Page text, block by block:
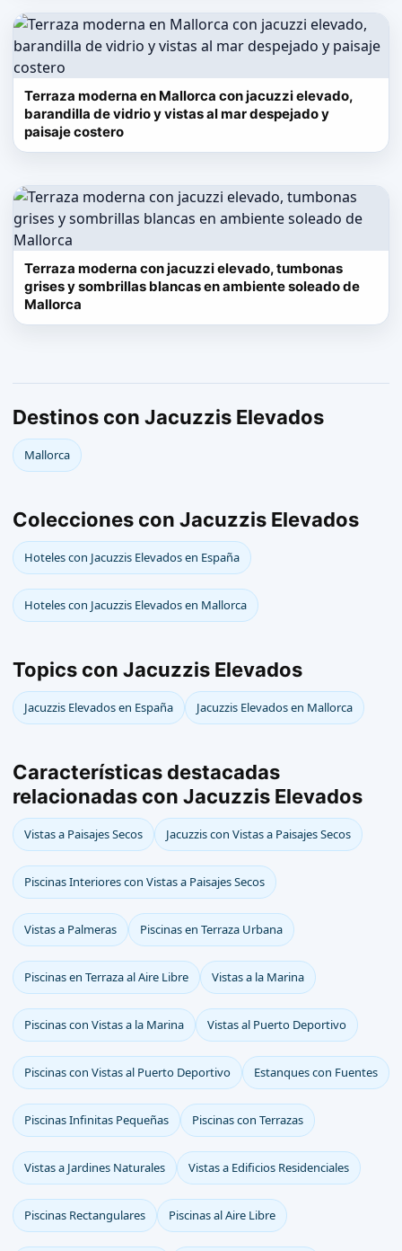
Terraza moderna en Mallorca con jacuzzi elevado,
barandilla de vidrio y vistas al mar despejado y
paisaje costero
Terraza moderna con jacuzzi elevado, tumbonas
grises y sombrillas blancas en ambiente soleado de
Mallorca
Destinos con Jacuzzis Elevados
Mallorca
Colecciones con Jacuzzis Elevados
Hoteles con Jacuzzis Elevados en España
Hoteles con Jacuzzis Elevados en Mallorca
Topics con Jacuzzis Elevados
Jacuzzis Elevados en España Jacuzzis Elevados en Mallorca
Características destacadas
relacionadas con Jacuzzis Elevados
Vistas a Paisajes Secos Jacuzzis con Vistas a Paisajes Secos
Piscinas Interiores con Vistas a Paisajes Secos
Vistas a Palmeras Piscinas en Terraza Urbana
Piscinas en Terraza al Aire Libre Vistas a la Marina
Piscinas con Vistas a la Marina Vistas al Puerto Deportivo
Piscinas con Vistas al Puerto Deportivo Estanques con Fuentes
Piscinas Infinitas Pequeñas Piscinas con Terrazas
Vistas a Jardines Naturales Vistas a Edificios Residenciales
Piscinas Rectangulares Piscinas al Aire Libre